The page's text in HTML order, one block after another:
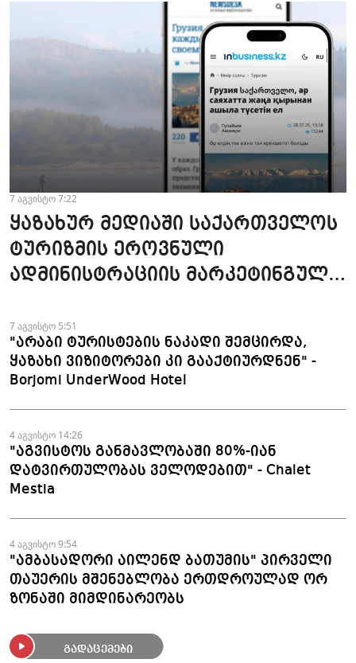
7 აგვისტო 7:22
ყაზახურ მედიაში საქართველოს
ტურიზმის ეროვნული
ადმინისტრაციის მარკეტინგული
მომზადდა
7 აგვისტო 5:51
"არაბი ტურისტების ნაკადი შემცირდა,
ყაზახი ვიზიტორები კი გააქტიურდნენ" -
Borjomi UnderWood Hotel
4 აგვისტო 14:26
"აგვისტოს განმავლობაში 80%-იან
დატვირთულობას ველოდებით" - Chalet
Mestia
4 აგვისტო 9:54
"ამბასადორი აილენდ ბათუმის" პირველი
თაუერის მშენებლობა ერთდროულად ორ
ზონაში მიმდინარეობს
გადაცემები